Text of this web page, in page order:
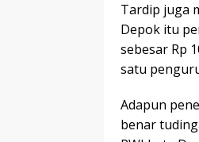
Tardip juga
Depok itu
sebesar Rp
satu
Adapun
benar